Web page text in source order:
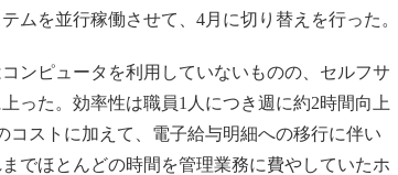
ムを並行稼働させて、4月に切り替えを行った。
ンピュータを利用していないものの、セルフサ
った。効率性は職員1人につき週に約2時間向上
コストに加えて、電子給与明細への移行に伴い
でほとんどの時間を管理業務に費やしていたホ